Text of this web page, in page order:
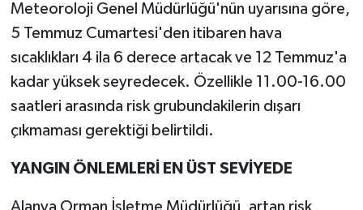
Meteoroloji Genel Müdürlüğü'nün uyarısına göre,
5 Temmuz Cumartesi'den itibaren hava
sıcaklıkları 4 ila 6 derece artacak ve 12 Temmuz'a
kadar yüksek seyredecek. Özellikle 11.00-16.00
saatleri arasında risk grubundakilerin dışarı
çıkmaması gerektiği belirtildi.
YANGIN ÖNLEMLERİ EN ÜST SEVİYEDE